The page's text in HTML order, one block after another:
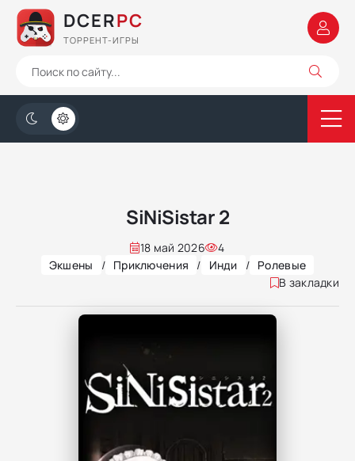
DCERPC
ТОРРЕНТ-ИГРЫ
SiNiSistar 2
18 май 2026
4
Экшены
/ Приключения / Инди / Ролевые
В закладки